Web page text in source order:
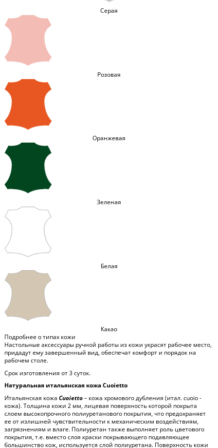
Серая
Розовая
Оранжевая
Зеленая
Белая
Какао
Подробнее о типах кожи
Настольные аксессуары ручной работы из кожи украсят рабочее место,
придадут ему завершенный вид, обеспечат комфорт и порядок на
рабочем столе.
Срок изготовления от 3 суток.
Натуральная итальянская кожа Cuoietto
Итальянская кожа Cuoietto– кожа хромового дубления (итал. cuoio -
кожа). Толщина кожи 2 мм, лицевая поверхность которой покрыта
слоем высокопрочного полиуретанового покрытия, что предохраняет
ее от излишней чувствительности к механическим воздействиям,
загрязнениям и влаге. Полиуретан также выполняет роль цветового
покрытия, т.е. вместо слоя краски покрывающего подавляющее
большинство кож, используется слой полиуретана. Поверхность кожи